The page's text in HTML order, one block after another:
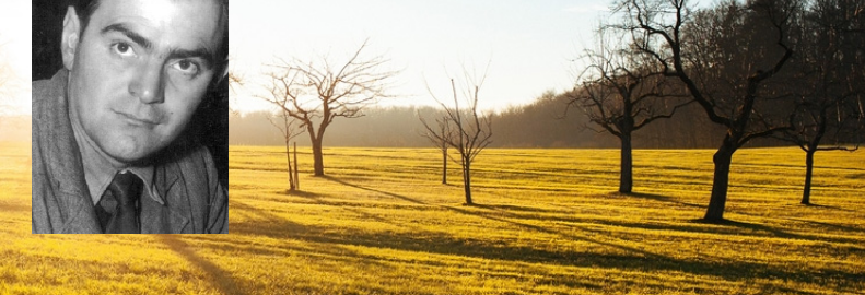
Relire
Jean
Boudou